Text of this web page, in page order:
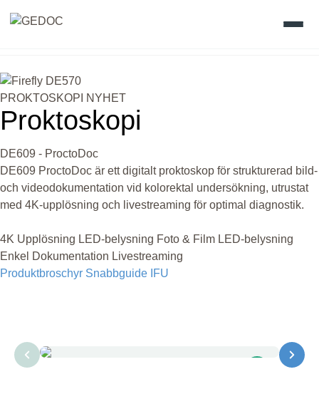
Gedoc Academy
Kontakt
PROKTOSKOPI NYHET
Proktoskopi
DE609 - ProctoDoc
DE609 ProctoDoc är ett digitalt proktoskop för strukturerad bild-
och videodokumentation vid kolorektal undersökning, utrustat
med 4K-upplösning och livestreaming för optimal diagnostik.
4K Upplösning LED-belysning Foto & Film LED-belysning
Enkel Dokumentation Livestreaming
Produktbroschyr Snabbguide IFU